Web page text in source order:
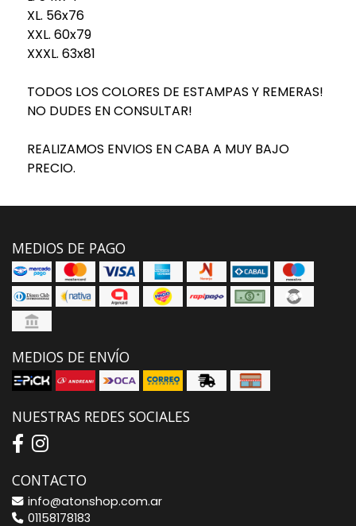
XL. 56x76
XXL. 60x79
XXXL. 63x81
TODOS LOS COLORES DE ESTAMPAS Y REMERAS!
NO DUDES EN CONSULTAR!
REALIZAMOS ENVIOS EN CABA A MUY BAJO
PRECIO.
MEDIOS DE PAGO
MEDIOS DE ENVÍO
NUESTRAS REDES SOCIALES
CONTACTO
info@atonshop.com.ar
01158178183